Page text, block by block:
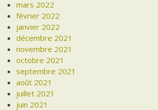
mars 2022
février 2022
janvier 2022
décembre 2021
novembre 2021
octobre 2021
septembre 2021
août 2021
juillet 2021
juin 2021